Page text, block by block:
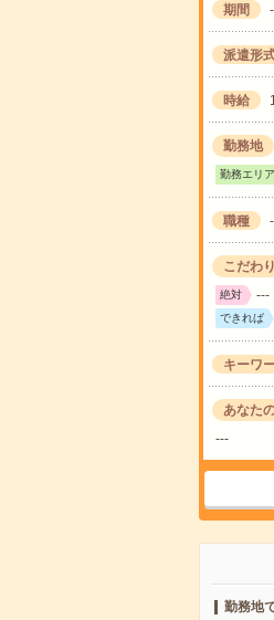
期間
派遣形
時給
勤務地
勤務エリア
職種
こだわ
絶対 ---
できれば
キーワ
あなた
---
勤務地